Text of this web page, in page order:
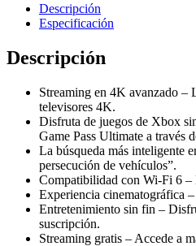
Descripción
Especificación
Descripción
Streaming en 4K avanzado –
televisores 4K.
Disfruta de juegos de Xbox
Game Pass Ultimate a través
La búsqueda más inteligente
persecución de vehículos”.
Compatibilidad con Wi-Fi 6 –
Experiencia cinematográfica
Entretenimiento sin fin –
suscripción.
Streaming gratis – Accede a